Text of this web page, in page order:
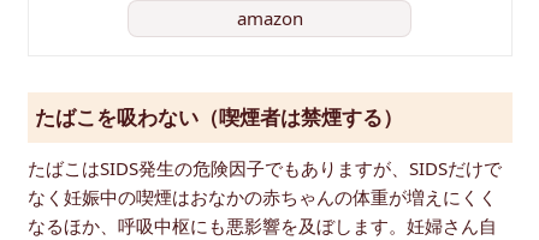
amazon
たばこを吸わない（喫煙者は禁煙する）
たばこはSIDS発生の危険因子でもありますが、SIDSだけで
なく妊娠中の喫煙はおなかの赤ちゃんの体重が増えにくく
なるほか、呼吸中枢にも悪影響を及ぼします。妊婦さん自